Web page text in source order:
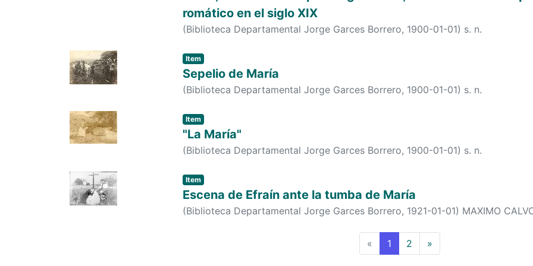
romático en el siglo XIX
(Biblioteca Departamental Jorge Garces Borrero, 1900-01-01) s. n.
Item
Sepelio de María
(Biblioteca Departamental Jorge Garces Borrero, 1900-01-01) s. n.
Item
"La María"
(Biblioteca Departamental Jorge Garces Borrero, 1900-01-01) s. n.
Item
Escena de Efraín ante la tumba de María
(Biblioteca Departamental Jorge Garces Borrero, 1921-01-01) MAXIMO
« 1 (current)
2 »